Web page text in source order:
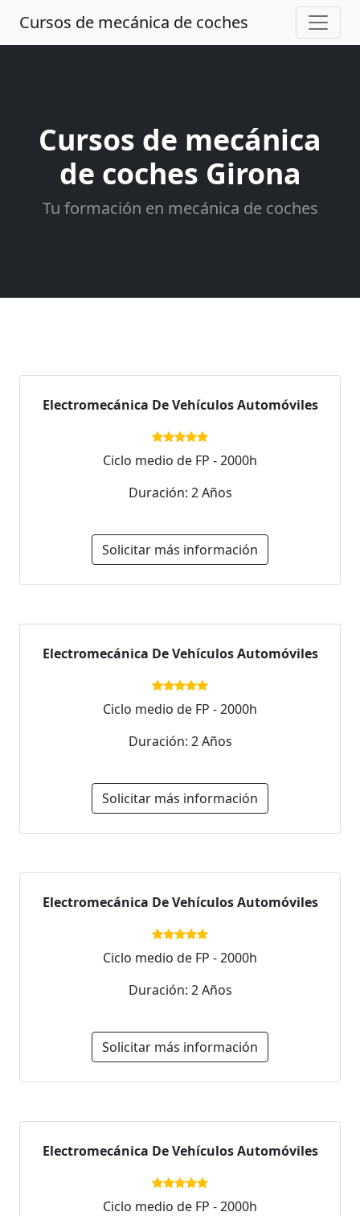
Cursos de mecánica de coches
Cursos de mecánica
de coches Girona
Tu formación en mecánica de coches
Electromecánica De Vehículos Automóviles
Ciclo medio de FP - 2000h
Duración: 2 Años
Solicitar más información
Electromecánica De Vehículos Automóviles
Ciclo medio de FP - 2000h
Duración: 2 Años
Solicitar más información
Electromecánica De Vehículos Automóviles
Ciclo medio de FP - 2000h
Duración: 2 Años
Solicitar más información
Electromecánica De Vehículos Automóviles
Ciclo medio de FP - 2000h